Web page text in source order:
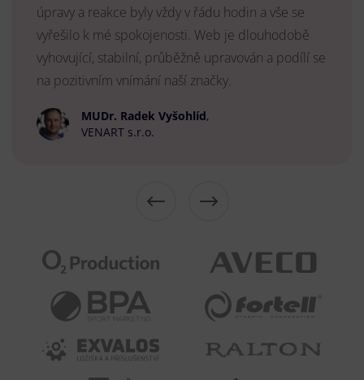
úpravy a reakce byly vždy v řádu hodin a vše se
vyřešilo k mé spokojenosti. Web je dlouhodobě
vyhovující, stabilní, průběžně upravován a podílí se
na pozitivním vnímání naší značky.
MUDr. Radek Vyšohlíd,
VENART s.r.o.